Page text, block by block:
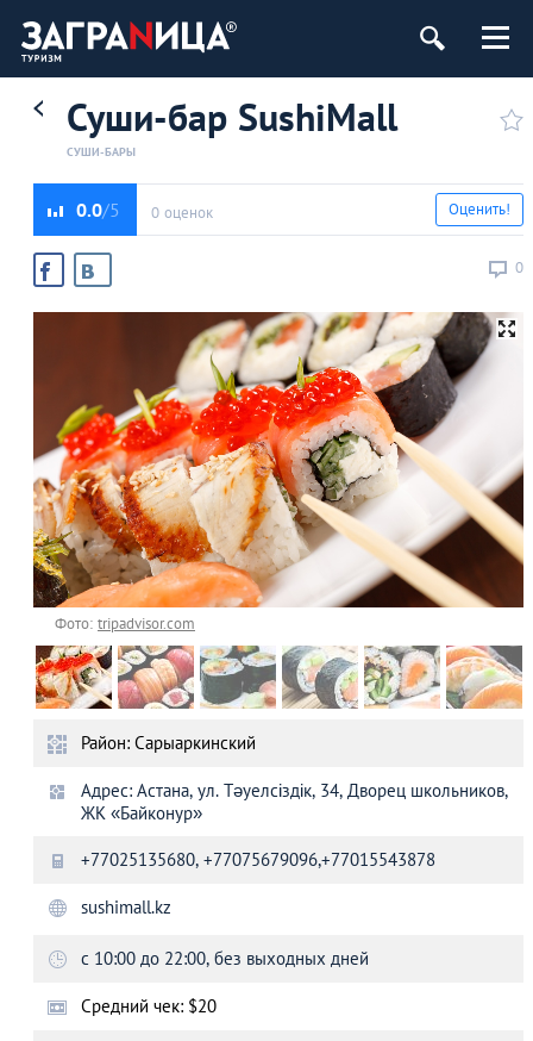
Суши-бар SushiMall
СУШИ-БАРЫ
0.0 0 оценок
0
Оценить!
Фото:tripadvisor.com
Район: Сарыаркинский
Адрес: Астана, ул. Тәуелсіздік, 34, Дворец школьников,
ЖК «Байконур»
+77025135680, +77075679096,+77015543878
sushimall.kz
с 10:00 до 22:00, без выходных дней
Средний чек: $20